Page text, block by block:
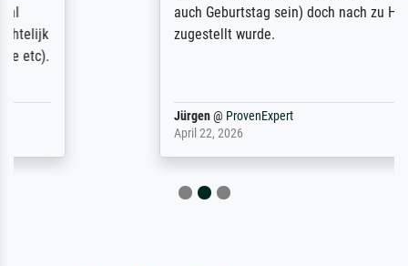
auch Geburtstag sein) doch nach zu Hause
zugestellt wurde.
ProvenExpert